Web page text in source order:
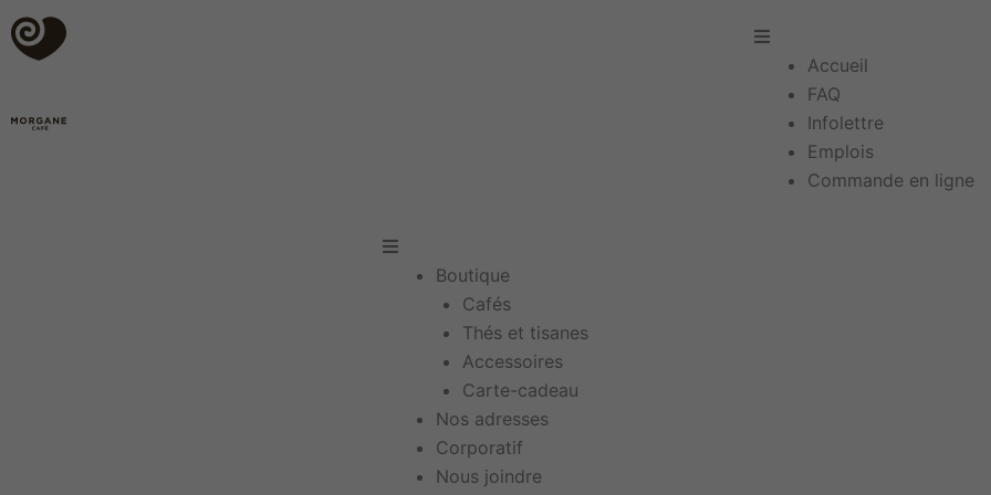
Aller
au
Main
Menu
Accueil
FAQ
Infolettre
Emplois
Commande en ligne
Main
Menu
Boutique
Cafés
Thés et tisanes
Accessoires
Carte-cadeau
Nos adresses
Corporatif
Nous joindre